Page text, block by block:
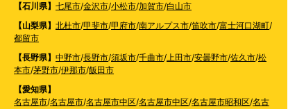
【石川県】 七尾市/金沢市/小松市/加賀市/白山市
【山梨県】 北杜市/甲斐市/甲府市/南アルプス市/笛吹市/富士河口湖町/
都留市
【長野県】 中野市/長野市/須坂市/千曲市/上田市/安曇野市/佐久市/松
本市/茅野市/伊那市/飯田市
【愛知県】
名古屋市/名古屋市/名古屋市中区/名古屋市中区/名古屋市昭和区/名古